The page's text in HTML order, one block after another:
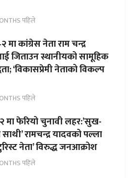
पहिले
मा कांग्रेस नेता राम चन्द्र
जिताउन स्थानीयको सामूहिक
‘विकासप्रेमी नेताको विकल्प
पहिले
मा फेरियो चुनावी लहर:’सुख-
रामचन्द्र यादवको पल्ला
नेता’ विरुद्ध जनआक्रोश
पहिले